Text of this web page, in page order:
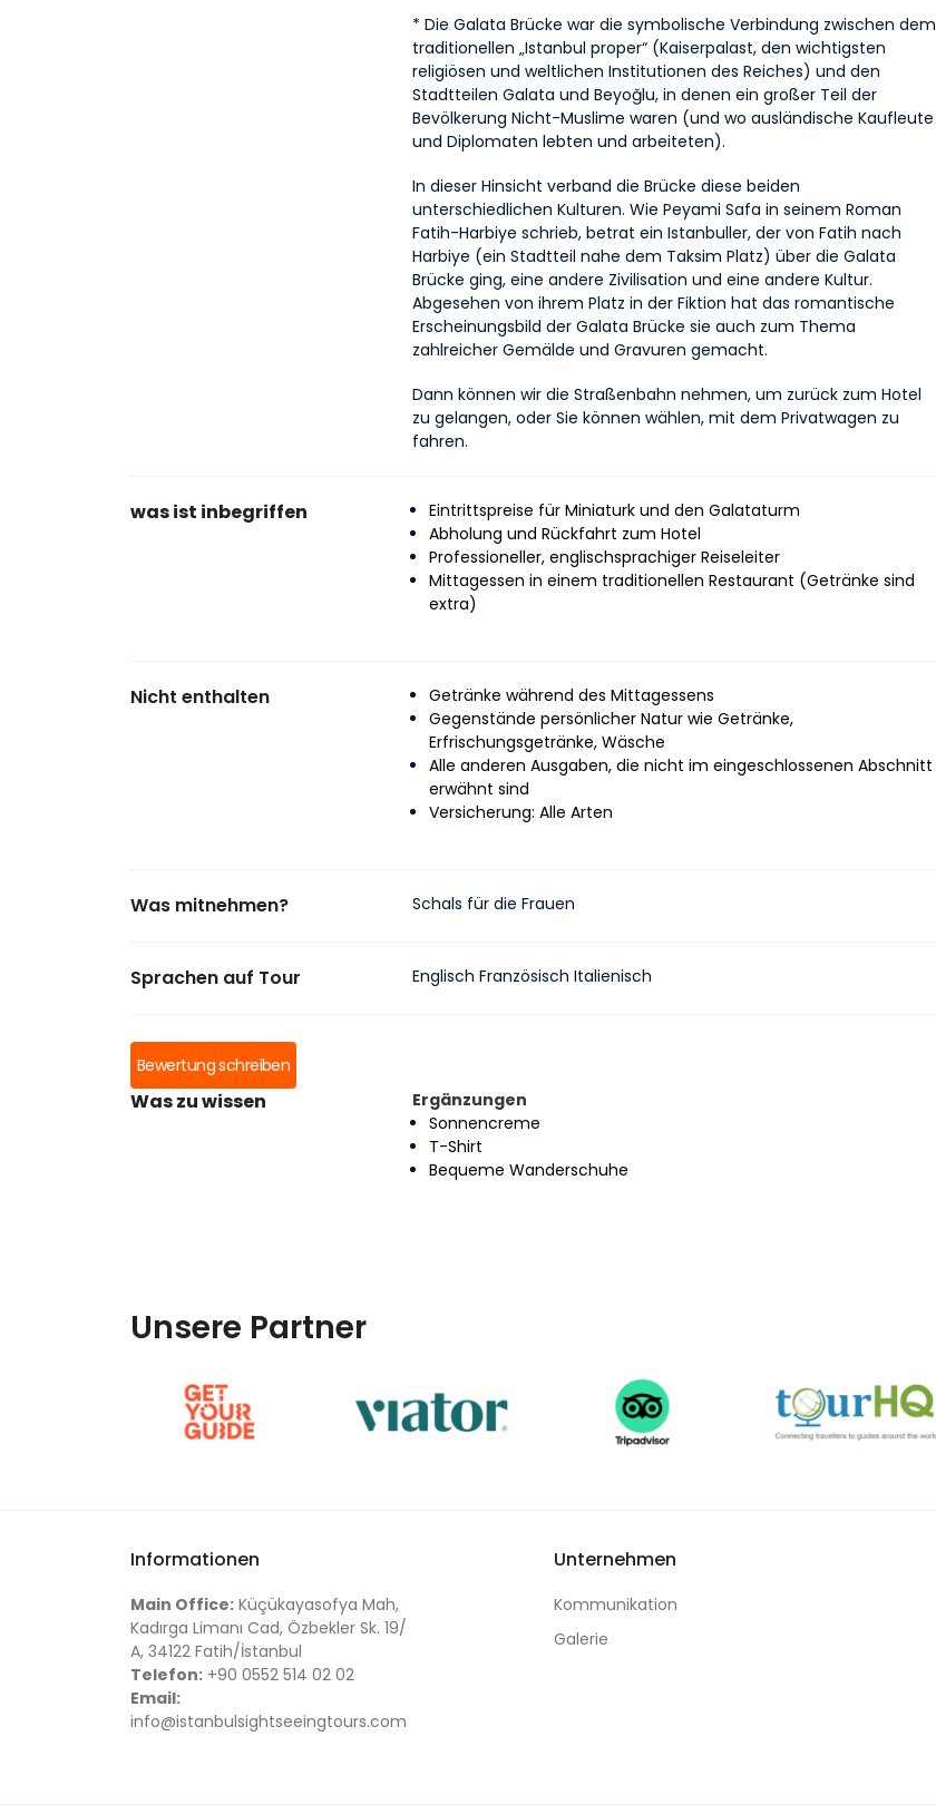
* Die Galata Brücke war die symbolische Verbindung zwischen dem
traditionellen „Istanbul proper“ (Kaiserpalast, den wichtigsten
religiösen und weltlichen Institutionen des Reiches) und den
Stadtteilen Galata und Beyoğlu, in denen ein großer Teil der
Bevölkerung Nicht-Muslime waren (und wo ausländische Kaufleute
und Diplomaten lebten und arbeiteten).
In dieser Hinsicht verband die Brücke diese beiden
unterschiedlichen Kulturen. Wie Peyami Safa in seinem Roman
Fatih-Harbiye schrieb, betrat ein Istanbuller, der von Fatih nach
Harbiye (ein Stadtteil nahe dem Taksim Platz) über die Galata
Brücke ging, eine andere Zivilisation und eine andere Kultur.
Abgesehen von ihrem Platz in der Fiktion hat das romantische
Erscheinungsbild der Galata Brücke sie auch zum Thema
zahlreicher Gemälde und Gravuren gemacht.
Dann können wir die Straßenbahn nehmen, um zurück zum Hotel
zu gelangen, oder Sie können wählen, mit dem Privatwagen zu
fahren.
was ist inbegriffen
Eintrittspreise für Miniaturk und den Galataturm
Abholung und Rückfahrt zum Hotel
Professioneller, englischsprachiger Reiseleiter
Mittagessen in einem traditionellen Restaurant (Getränke sind
extra)
Nicht enthalten
Getränke während des Mittagessens
Gegenstände persönlicher Natur wie Getränke,
Erfrischungsgetränke, Wäsche
Alle anderen Ausgaben, die nicht im eingeschlossenen Abschnitt
erwähnt sind
Versicherung: Alle Arten
Was mitnehmen? Schals für die Frauen
Sprachen auf Tour Englisch Französisch Italienisch
Bewertung schreiben
Was zu wissen
Ergänzungen
Sonnencreme
T-Shirt
Bequeme Wanderschuhe
Unsere Partner
Informationen
Main Office: Küçükayasofya Mah,
Kadırga Limanı Cad, Özbekler Sk. 19/
A, 34122 Fatih/İstanbul
Telefon: +90 0552 514 02 02
Email:
info@istanbulsightseeingtours.com
Unternehmen
Kommunikation
Galerie